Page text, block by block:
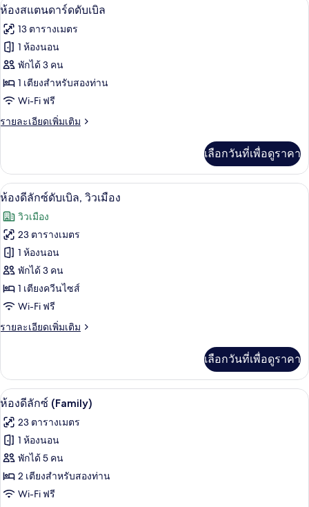
City
Double
Room
เปิด
ภาพถ่าย
ทั้งหมด
ของ
ห้อง
สแตนดาร์ด
ดับเบิล
8
ห้องสแตนดาร์ดดับเบิล
13 ตารางเมตร
1 ห้องนอน
พักได้ 3 คน
1 เตียงสำหรับสองท่าน
Wi-Fi ฟรี
รายละเอียดเพิ่มเติม
ราย
เกี่ยว
กับ
ห้อง
ดับเบิล
เลือกวันที่เพื่อดูราคา
เปิด
ภาพถ่าย
ทั้งหมด
ของ
ห้อง
ดี
ลัก
ซ์
วิว
เมือง
ห้องดีลักซ์ดับเบิล, วิวเมือง | เครื่องน
8
ห้องดีลักซ์ดับเบิล, วิวเมือง
วิวเมือง
23 ตารางเมตร
1 ห้องนอน
พักได้ 3 คน
1 เตียงควีนไซส์
Wi-Fi ฟรี
รายละเอียดเพิ่มเติม
ราย
เกี่ยว
กับ
ห้อง
ลัก
ซ์
ดับเบิล,
วิว
เมือง
เลือกวันที่เพื่อดูราคา
เปิด
ภาพถ่าย
ทั้งหมด
ของ
ห้อง
ดี
ห้องดีลักซ์ (Family) | เครื่องนอนระดั
10
ห้องดีลักซ์ (Family)
23 ตารางเมตร
1 ห้องนอน
พักได้ 5 คน
2 เตียงสำหรับสองท่าน
Wi-Fi ฟรี